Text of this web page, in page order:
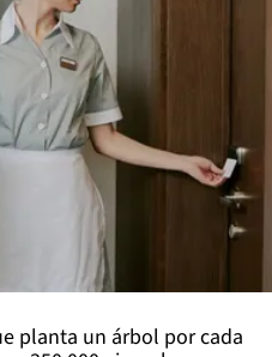
planta un árbol por cada